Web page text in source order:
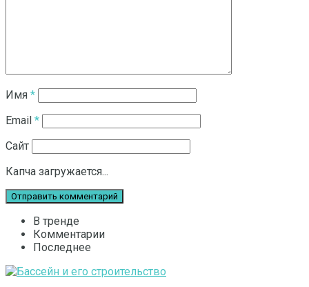
Имя *
Email *
Сайт
Капча загружается...
В тренде
Комментарии
Последнее